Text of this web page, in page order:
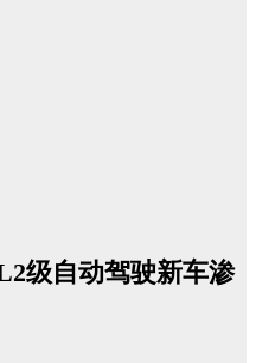
级自动驾驶新车渗